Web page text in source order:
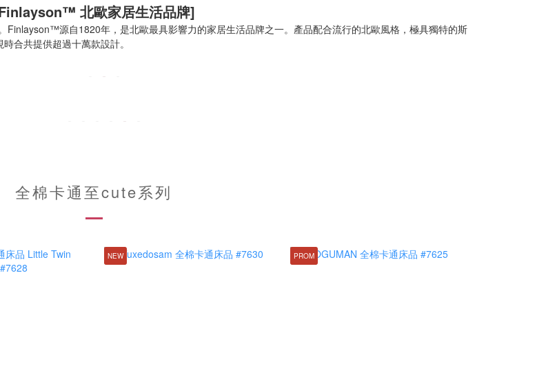
北歐家居生活品牌]
源自1820年，是北歐最具影響力的家居生活品牌之一。產品配合流行的北歐風格，極具獨特的斯
合共提供超過十萬款設計。
全棉卡通至cute系列
NEW PROM